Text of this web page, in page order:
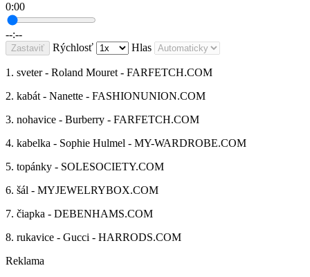
0:00
--:--
Zastaviť Rýchlosť Hlas
1. sveter - Roland Mouret - FARFETCH.COM
2. kabát - Nanette - FASHIONUNION.COM
3. nohavice - Burberry - FARFETCH.COM
4. kabelka - Sophie Hulmel - MY-WARDROBE.COM
5. topánky - SOLESOCIETY.COM
6. šál - MYJEWELRYBOX.COM
7. čiapka - DEBENHAMS.COM
8. rukavice - Gucci - HARRODS.COM
Reklama